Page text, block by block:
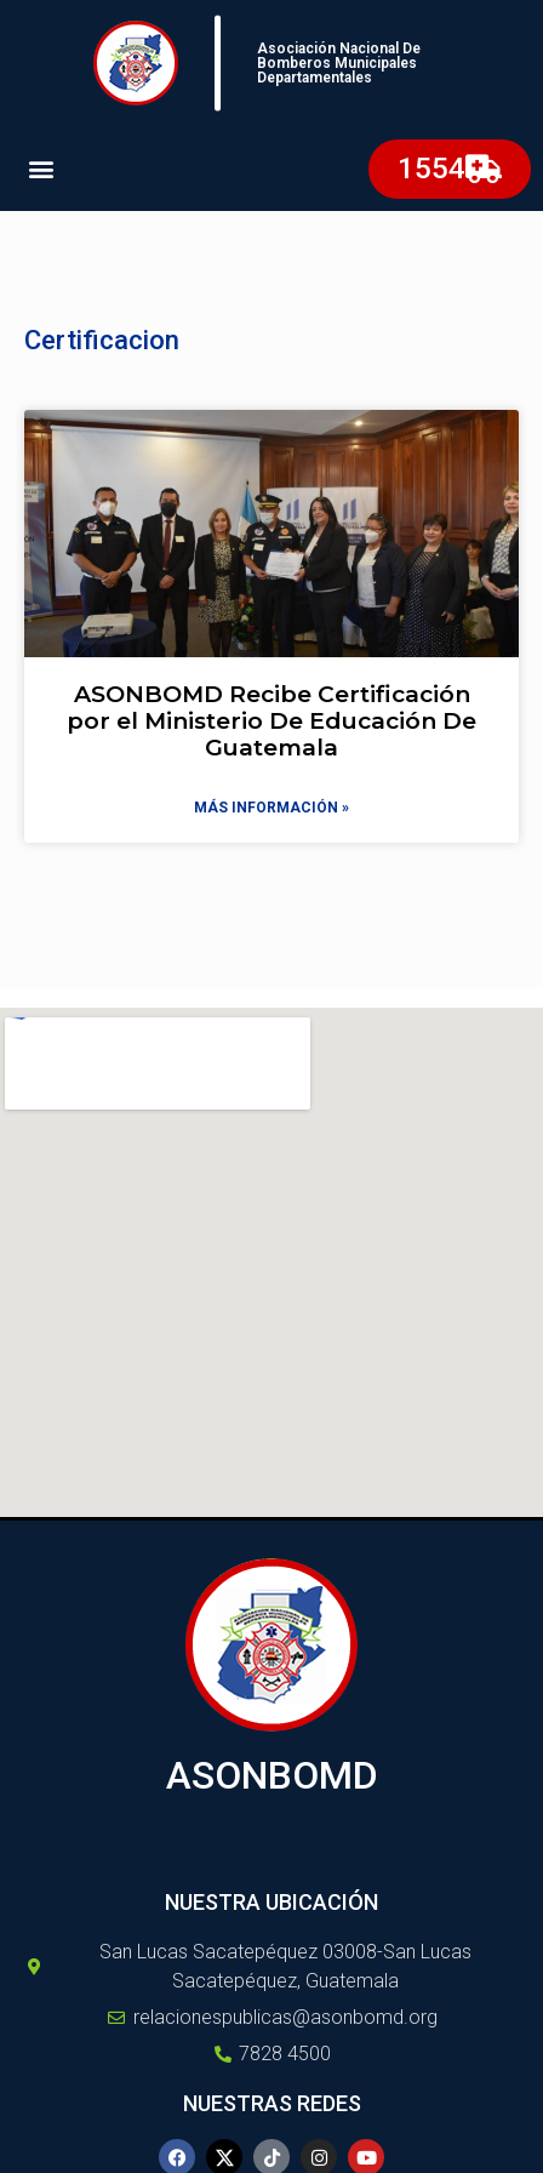
Asociación Nacional De
Bomberos Municipales
Departamentales
1554
Certificacion
ASONBOMD Recibe Certificación
por el Ministerio De Educación De
Guatemala
MÁS INFORMACIÓN »
ASONBOMD
NUESTRA UBICACIÓN
San Lucas Sacatepéquez 03008-San Lucas
Sacatepéquez, Guatemala
relacionespublicas@asonbomd.org
7828 4500
NUESTRAS REDES